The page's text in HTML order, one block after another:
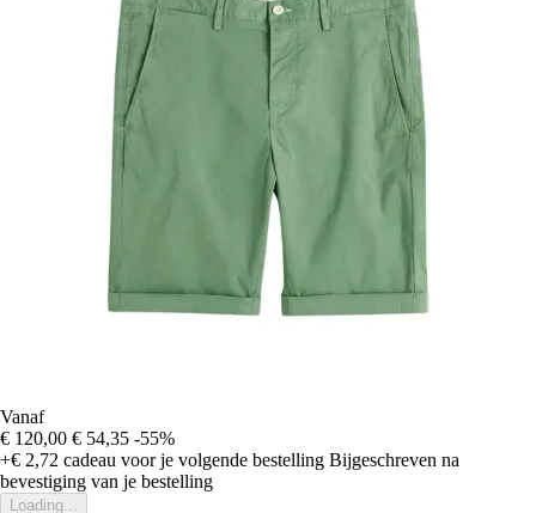
Vanaf
€ 120,00 € 54,35 -55%
+€ 2,72 cadeau voor je volgende bestelling Bijgeschreven na
bevestiging van je bestelling
Loading...